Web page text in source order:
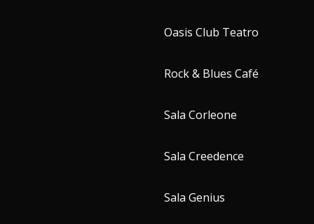
Oasis Club Teatro
Rock & Blues Café
Sala Corleone
Sala Creedence
Sala Genius